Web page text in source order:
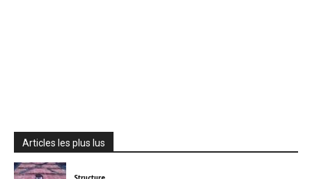
Articles les plus lus